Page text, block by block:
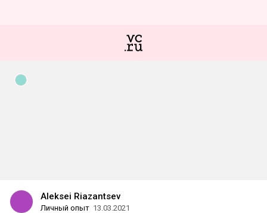
Aleksei Riazantsev
Личный опыт 13.03.2021